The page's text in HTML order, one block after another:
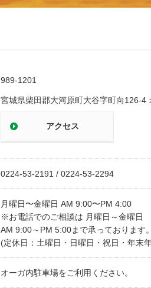
989-1201
宮城県柴田郡大河原町大谷字町向126-4
アクセス
0224-53-2191 / 0224-53-2294
月曜日〜金曜日 AM 9:00〜PM 4:00
※お電話でのご相談は 月曜日～金曜日
AM 9:00～PM 5:00まで承っております。
(定休日：土曜日・日曜日・祝日・年末
オーガ内駐車場をご利用ください。